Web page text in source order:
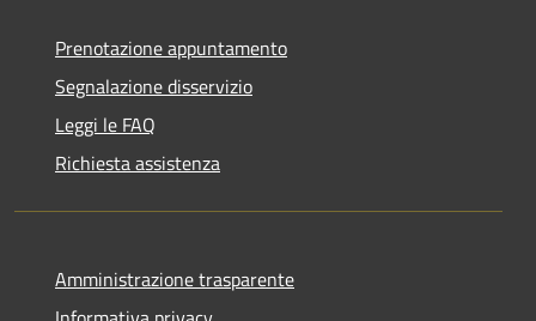
Prenotazione appuntamento
Segnalazione disservizio
Leggi le FAQ
Richiesta assistenza
Amministrazione trasparente